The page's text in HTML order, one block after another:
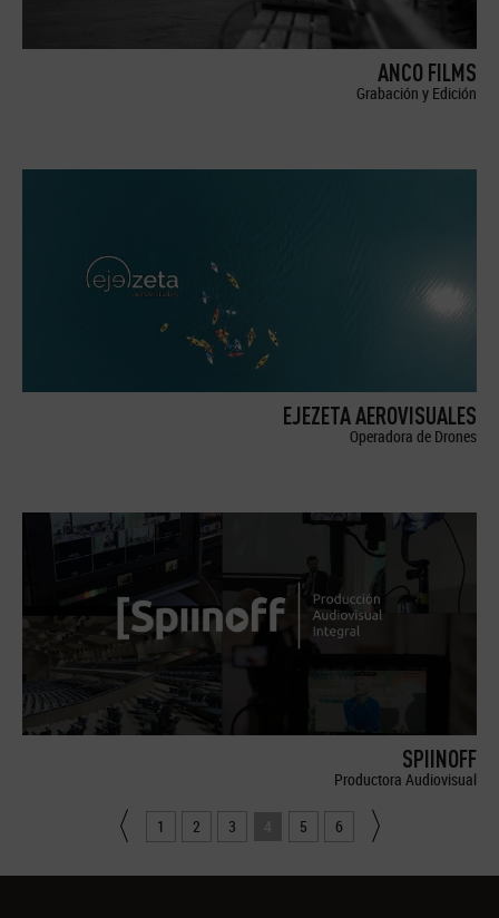
ANCO FILMS
Grabación y Edición
EJEZETA AEROVISUALES
Operadora de Drones
SPIINOFF
Productora Audiovisual
1 2 3 4 5 6